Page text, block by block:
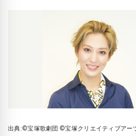
出典:©宝塚歌劇団 ©宝塚クリエイティブアー